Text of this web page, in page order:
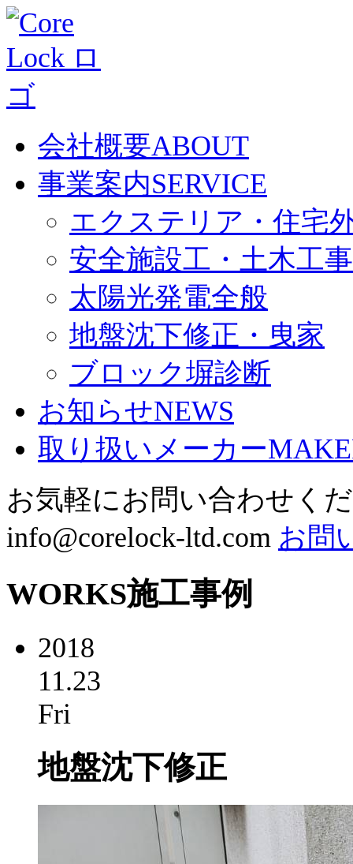
会社概要ABOUT
事業案内SERVICE
エクステリア・住宅
安全施設工・土木工事
太陽光発電全般
地盤沈下修正・曳家
ブロック塀診断
お知らせNEWS
取り扱いメーカー
お気軽にお問い合わせく
info@corelock-ltd.com お問
WORKS施工事例
2018
11.23
Fri
地盤沈下修正